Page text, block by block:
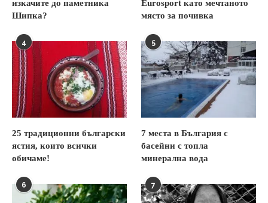
изкачите до паметника
Шипка?
Eurosport като мечтаното
място за почивка
4
25 традиционни български
ястия, които всички
обичаме!
5
7 места в България с
басейни с топла
минерална вода
6 7